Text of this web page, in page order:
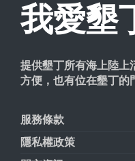
我愛墾
提供墾丁所有海上陸上
方便，也有位在墾丁的
服務條款
隱私權政策